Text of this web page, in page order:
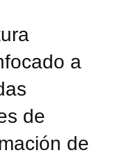
a
de
de